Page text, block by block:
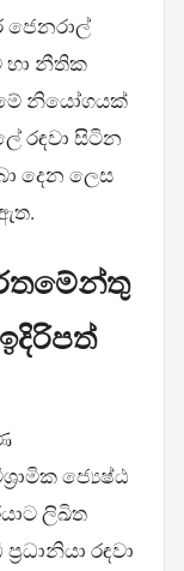
ජෙනරාල්
හා නීතික
නියෝගයක්
රඳවා සිටින
දෙන ලෙස
ජ්‍යෙෂ්ඨ
ලිඛිත
රඳවා